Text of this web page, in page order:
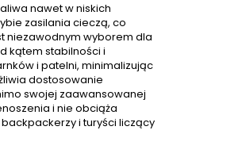
nawet w niskich
zasilania cieczą, co
niezawodnym wyborem dla
kątem stabilności i
i patelni, minimalizując
dostosowanie
swojej zaawansowanej
i nie obciąża
i turyści liczący